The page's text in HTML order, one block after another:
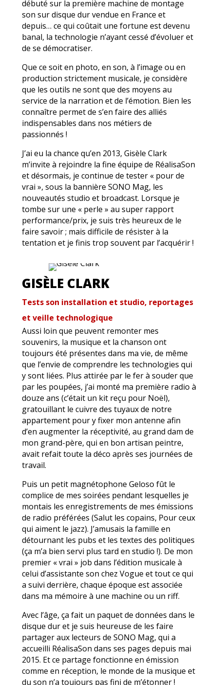
débuté sur la première machine de montage
son sur disque dur vendue en France et
depuis… ce qui coûtait une fortune est devenu
banal, la technologie n’ayant cessé d’évoluer et
de se démocratiser.
Que ce soit en photo, en son, à l’image ou en
production strictement musicale, je considère
que les outils ne sont que des moyens au
service de la narration et de l’émotion. Bien les
connaître permet de s’en faire des alliés
indispensables dans nos métiers de
passionnés !
J’ai eu la chance qu’en 2013, Gisèle Clark
m’invite à rejoindre la fine équipe de RéalisaSon
et désormais, je continue de tester « pour de
vrai », sous la bannière SONO Mag, les
nouveautés studio et broadcast. Lorsque je
tombe sur une « perle » au super rapport
performance/prix, je suis très heureux de le
faire savoir ; mais difficile de résister à la
tentation et je finis trop souvent par l’acquérir !
GISÈLE CLARK
Tests son installation et studio, reportages
et veille technologique
Aussi loin que peuvent remonter mes
souvenirs, la musique et la chanson ont
toujours été présentes dans ma vie, de même
que l’envie de comprendre les technologies qui
y sont liées. Plus attirée par le fer à souder que
par les poupées, j’ai monté ma première radio à
douze ans (c’était un kit reçu pour Noël),
gratouillant le cuivre des tuyaux de notre
appartement pour y fixer mon antenne afin
d’en augmenter la réceptivité, au grand dam de
mon grand-père, qui en bon artisan peintre,
avait refait toute la déco après ses journées de
travail.
Puis un petit magnétophone Geloso fût le
complice de mes soirées pendant lesquelles je
montais les enregistrements de mes émissions
de radio préférées (Salut les copains, Pour ceux
qui aiment le jazz). J’amusais la famille en
détournant les pubs et les textes des politiques
(ça m’a bien servi plus tard en studio !). De mon
premier « vrai » job dans l’édition musicale à
celui d’assistante son chez Vogue et tout ce qui
a suivi derrière, chaque époque est associée
dans ma mémoire à une machine ou un riff.
Avec l’âge, ça fait un paquet de données dans le
disque dur et je suis heureuse de les faire
partager aux lecteurs de SONO Mag, qui a
accueilli RéalisaSon dans ses pages depuis mai
2015. Et ce partage fonctionne en émission
comme en réception, le monde de la musique et
du son n’a toujours pas fini de m’étonner !